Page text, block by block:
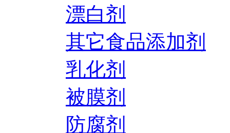
漂白剂
其它食品添加剂
乳化剂
被膜剂
防腐剂